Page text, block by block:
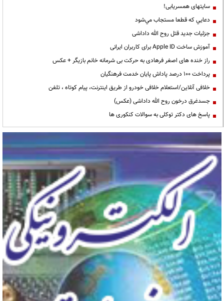
سایتهای همسریابی!
دعايي كه قطعا مستجاب مي‌شود
جزئیات جدید قتل روح الله داداشی
آموزش ساخت Apple ID برای کاربران ایرانی
راز خنده های اصغر فرهادی به حرکت بی شرمانه خانم بازیگر + عکس
پرداخت ۱۰۰ درصد پاداش پایان خدمت فرهنگیان
خلافی آنلاین/استعلام خلافی خودرو از طریق اینترنت، پیام کوتاه ، تلفن
جسدغرق درخون روح الله داداشی (عکس)
پاسخ های دکتر توکلی به سوالات کنکوری ها